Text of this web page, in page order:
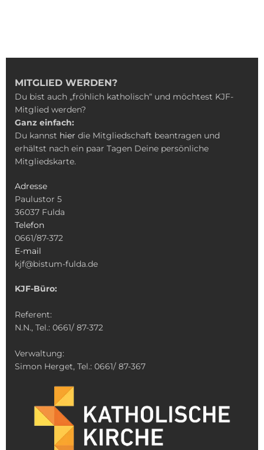
MITGLIED WERDEN?
Du bist auch „fröhlich katholisch“ und möchtest KJF-
Mitglied werden?
Ganz einfach:
Du kannst hier die Mitgliedschaft beantragen und
erhältst nach ein paar Tagen Deine persönliche
Mitgliedskarte.
Adresse
Paulustor 5
36037 Fulda
Telefon
0661/87-372
E-mail
kjf@bistum-fulda.de
KJF-Büro:
Referent:
N.N., Tel.: 0661/ 87-372
Verwaltung:
Simon Herget, Tel.: 0661/ 87-367